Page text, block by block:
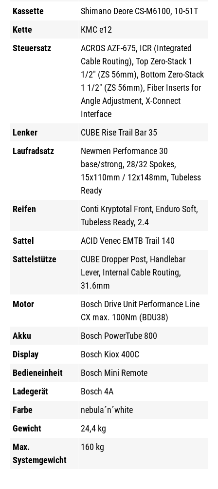
Kassette
Shimano Deore CS-M6100, 10-51T
Kette
KMC e12
Steuersatz
ACROS AZF-675, ICR (Integrated
Cable Routing), Top Zero-Stack 1
1/2" (ZS 56mm), Bottom Zero-Stack
1 1/2" (ZS 56mm), Fiber Inserts for
Angle Adjustment, X-Connect
Interface
Lenker
CUBE Rise Trail Bar 35
Laufradsatz
Newmen Performance 30
base/strong, 28/32 Spokes,
15x110mm / 12x148mm, Tubeless
Ready
Reifen
Conti Kryptotal Front, Enduro Soft,
Tubeless Ready, 2.4
Sattel
ACID Venec EMTB Trail 140
Sattelstütze
CUBE Dropper Post, Handlebar
Lever, Internal Cable Routing,
31.6mm
Motor
Bosch Drive Unit Performance Line
CX max. 100Nm (BDU38)
Akku
Bosch PowerTube 800
Display
Bosch Kiox 400C
Bedieneinheit
Bosch Mini Remote
Ladegerät
Bosch 4A
Farbe
nebula´n´white
Gewicht
24,4 kg
Max.
Systemgewicht
160 kg